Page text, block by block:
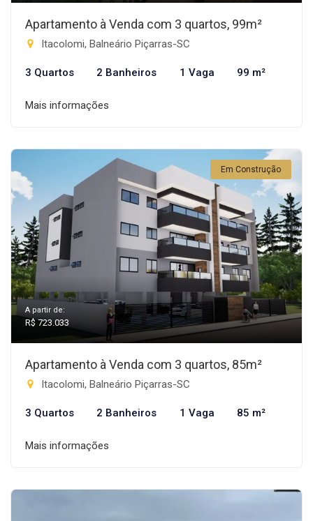
Apartamento à Venda com 3 quartos, 99m²
Itacolomi, Balneário Piçarras-SC
3 Quartos 2 Banheiros 1 Vaga 99 m²
Mais informações
Em Construção
A partir de:
R$ 723.033
Apartamento à Venda com 3 quartos, 85m²
Itacolomi, Balneário Piçarras-SC
3 Quartos 2 Banheiros 1 Vaga 85 m²
Mais informações